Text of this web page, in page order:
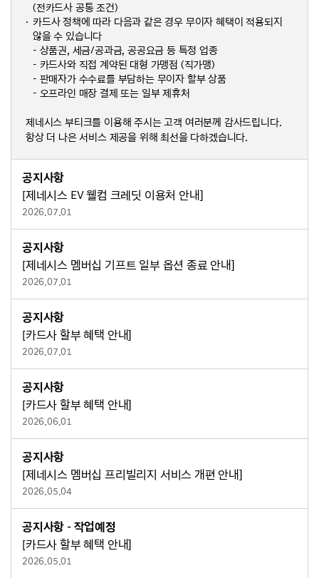
(전카드사 공통 조건)
카드사 정책에 따라 다음과 같은 경우 무이자 혜택이 적용되지
않을 수 있습니다
- 상품권, 세금/공과금, 공공요금 등 특정 업종
- 카드사와 직접 계약된 대형 가맹점 (직가맹)
- 판매자가 수수료를 부담하는 무이자 할부 상품
- 오프라인 매장 결제 또는 일부 제휴처
제네시스 부티크를 이용해 주시는 고객 여러분께 감사드립니다.
항상 더 나은 서비스 제공을 위해 최선을 다하겠습니다.
공지사항
[제네시스 EV 웰컴 크레딧 이용처 안내]
2026.07.01
공지사항
[제네시스 멤버십 기프트 일부 옵션 종료 안내]
2026.07.01
공지사항
[카드사 할부 혜택 안내]
2026.07.01
공지사항
[카드사 할부 혜택 안내]
2026.06.01
공지사항
[제네시스 멤버십 프리빌리지 서비스 개편 안내]
2026.05.04
공지사항 - 작업예정
[카드사 할부 혜택 안내]
2026.05.01